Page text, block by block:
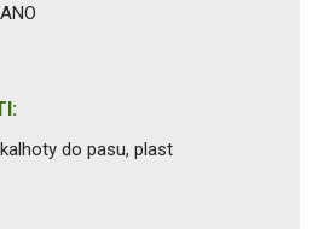
ANO
kalhoty do pasu, plast